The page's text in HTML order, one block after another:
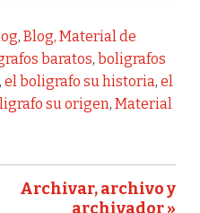
, Blog, Material de
baratos, boligrafos
, el boligrafo su historia, el
su origen, Material
Archivar, archivo y
archivador »